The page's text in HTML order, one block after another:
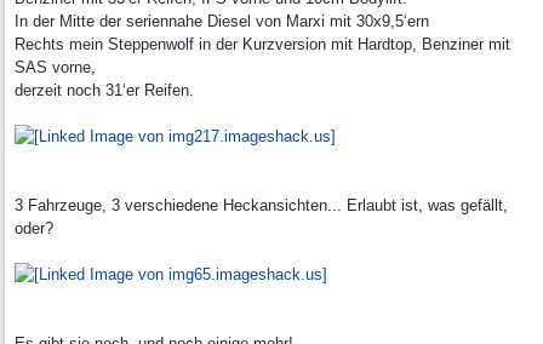
In der Mitte der seriennahe Diesel von Marxi mit 30x9,5‘ern
Rechts mein Steppenwolf in der Kurzversion mit Hardtop, Benziner mit
SAS vorne,
derzeit noch 31‘er Reifen.
3 Fahrzeuge, 3 verschiedene Heckansichten... Erlaubt ist, was gefällt,
oder?